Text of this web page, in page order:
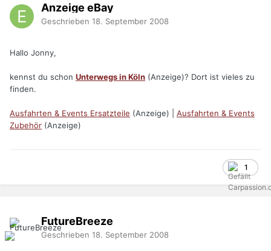
Anzeige eBay
Geschrieben 18. September 2008
Hallo Jonny,
kennst du schon Unterwegs in Köln (Anzeige)? Dort ist vieles zu
finden.
Ausfahrten & Events Ersatzteile (Anzeige) | Ausfahrten & Events
Zubehör (Anzeige)
1
FutureBreeze
Geschrieben 18. September 2008